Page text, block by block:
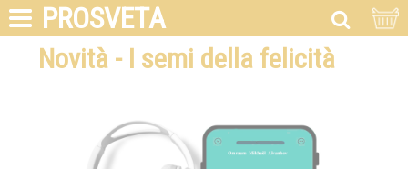
PROSVETA
Novità - I semi della felicità